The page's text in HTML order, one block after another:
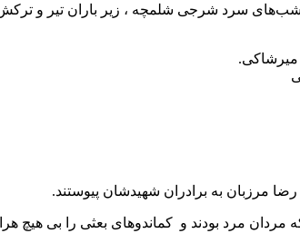
شب‌های سرد شرجی شلمچه ، زیر باران تیر و
میرشاکی.
مرزبان به برادران شهیدشان پیوستند.
مردان مرد بودند و کماندوهای بعثی را بی هیچ